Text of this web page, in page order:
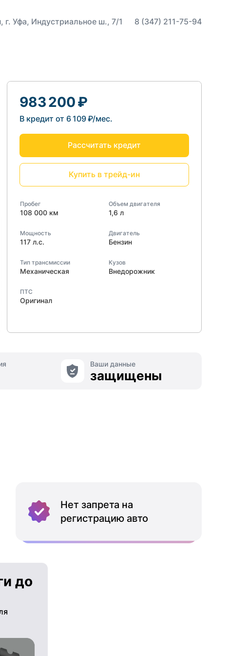
г. Уфа, Индустриальное ш., 7/1 8 (347) 211-75-94
983 200 ₽
В кредит от 6 109 ₽/мес.
Рассчитать кредит
Купить в трейд-ин
Пробег
108 000 км
Объем двигателя
1,6 л
Мощность
117 л.с.
Двигатель
Бензин
Тип трансмиссии
Механическая
Кузов
Внедорожник
ПТС
Оригинал
Ваши данные
защищены
Нет запрета на
регистрацию авто
до